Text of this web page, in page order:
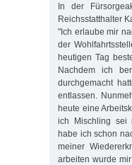
In der
Reichsstatthalter
"Ich erlaube mir
der
heutigen Tag
Nachdem ich
durchgemacht
entlassen.
heute eine
ich Mischling sei
habe ich schon
meiner
arbeiten wurde